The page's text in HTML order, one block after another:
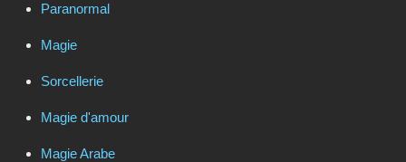
Paranormal
Magie
Sorcellerie
Magie d'amour
Magie Arabe